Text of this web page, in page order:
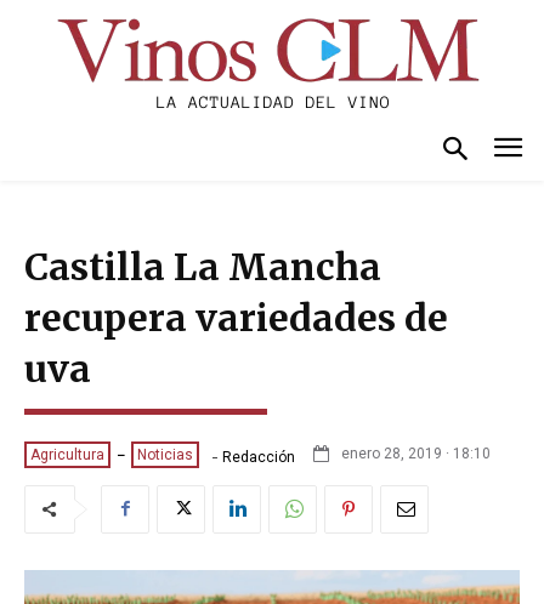
Castilla La Mancha
recupera variedades de
uva
Agricultura Noticias - Redacción enero 28, 2019 · 18:10